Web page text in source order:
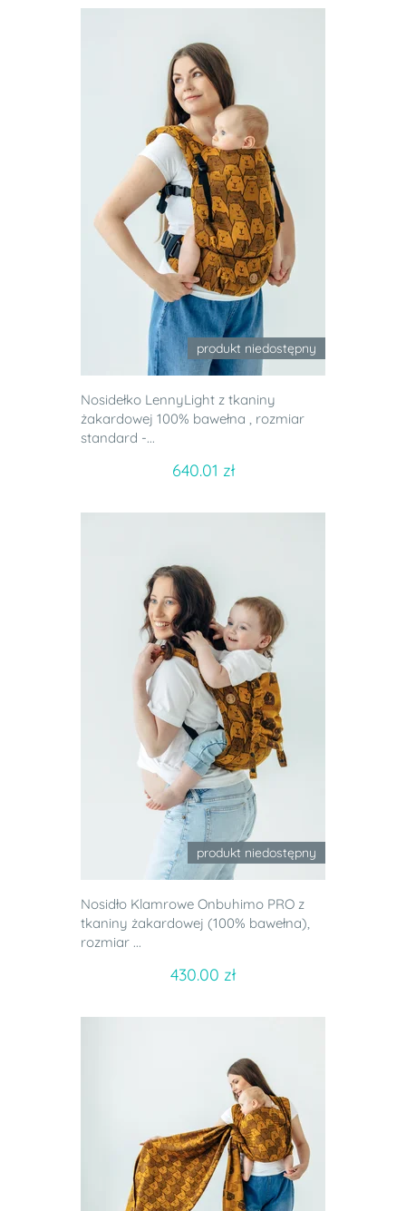
produkt niedostępny
Nosidełko LennyLight z tkaniny
żakardowej 100% bawełna , rozmiar
standard -...
640.01 zł
produkt niedostępny
Nosidło Klamrowe Onbuhimo PRO z
tkaniny żakardowej (100% bawełna),
rozmiar ...
430.00 zł